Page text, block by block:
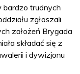
bardzo trudnych
zgłaszali
założeń Brygada
składać się z
i dywizjonu